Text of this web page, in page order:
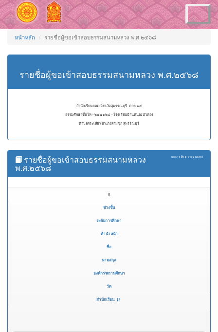
Toggle
navigation
หน้าหลัก รายชื่อผู้ขอเข้าสอบธรรมสนามหลวง พ.ศ.๒๕๖๘
รายชื่อผู้ขอเข้าสอบธรรมสนามหลวง พ.ศ.๒๕๖๘
สำนักเรียนคณะจังหวัดสุพรรณบุรี ภาค ๑๔
ธรรมศึกษาชั้นโท - ๒๕๗๑๒๔ - โรงเรียนบ้านหนองบัวทอง
ตำบลกระเสียว อำเภอสามชุก สุพรรณบุรี
แสดง 1 ถึง 6 จาก 6 ผลลัพธ์
รายชื่อผู้ขอเข้าสอบธรรมสนามหลวง
พ.ศ.๒๕๖๘
#
ช่วงชั้น
ระดับการศึกษา
คำนำหน้า
ชื่อ
นามสกุล
องค์กร/สถานศึกษา
วัด
สำนักเรียน